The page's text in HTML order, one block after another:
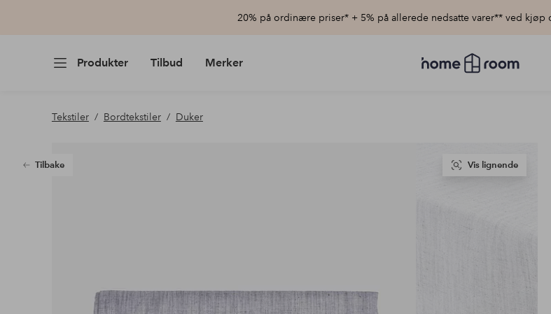
20% på ordinære priser* + 5% på allerede nedsatte varer** ved kjøp
Produkter Tilbud Merker
Homeroom
–
Tekstiler Bordtekstiler Duker
Tilbake Vis lignende